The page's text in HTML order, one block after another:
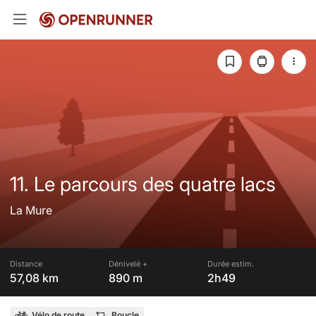
11. Le parcours des quatre lacs
La Mure
Distance
57,08 km
Dénivelé +
890 m
Durée estim.
2h49